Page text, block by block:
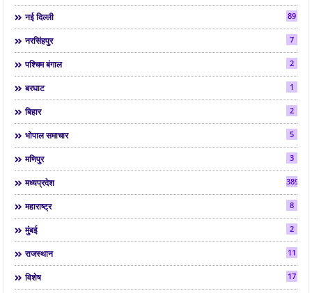
नई दिल्ली 89
नरसिंहपुर 7
पश्चिम बंगाल 2
बरघाट 1
बिहार 2
भोपाल समाचार 5
मणिपुर 3
मध्यप्रदेश 3892
महाराष्ट्र 8
मुंबई 2
राजस्थान 11
विशेष 17